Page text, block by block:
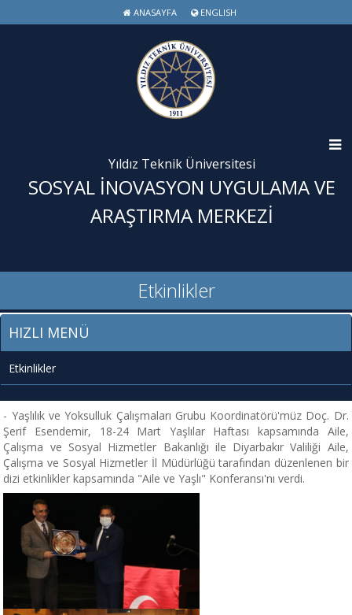
ANASAYFA ENGLISH
Yıldız Teknik Üniversitesi
SOSYAL İNOVASYON UYGULAMA VE
ARAŞTIRMA MERKEZİ
Etkinlikler
HIZLI MENÜ
Etkinlikler
- Yaşlılık ve Yoksulluk Çalışmaları Grubu Koordinatörü'müz Doç. Dr.
Şerif Esendemir, 18-24 Mart Yaşlılar Haftası kapsamında Aile,
Çalışma ve Sosyal Hizmetler Bakanlığı ile Diyarbakır Valiliği Aile,
Çalışma ve Sosyal Hizmetler İl Müdürlüğü tarafından düzenlenen bir
dizi etkinlikler kapsamında "Aile ve Yaşlı" Konferansı'nı verdi.